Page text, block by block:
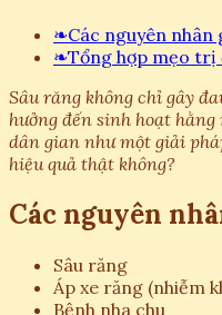
❧Các nguyên nhân
❧Tổng hợp mẹo trị
Sâu răng không chỉ gây
hưởng đến sinh hoạt
dân gian như một giải
hiệu quả thật không?
Các nguyên
Sâu răng
Áp xe răng (nhiễm
Bệnh nha chu